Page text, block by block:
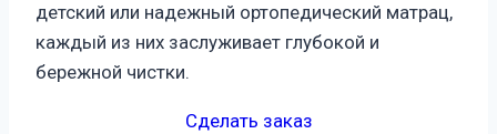
детский или надежный ортопедический матрац,
каждый из них заслуживает глубокой и
бережной чистки.
Сделать заказ